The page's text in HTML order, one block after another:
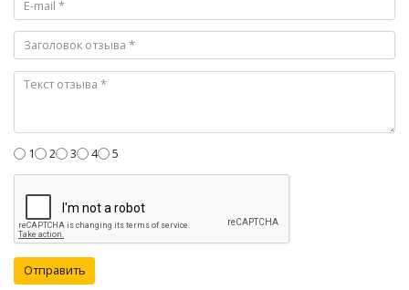
1 2 3 4 5
Отправить